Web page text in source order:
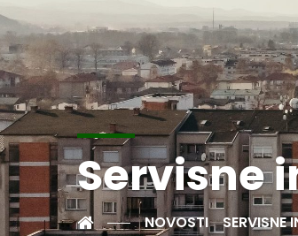
Servisne
NOVOSTI SERVISNE